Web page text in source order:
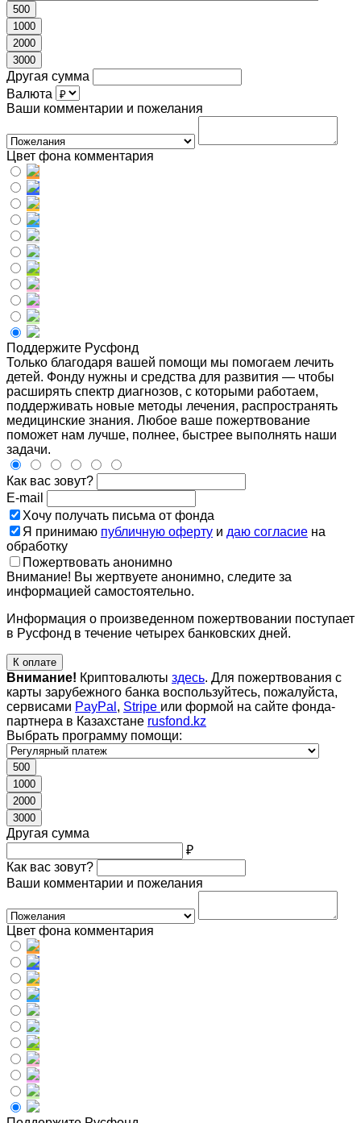
500
1000
2000
3000
Другая сумма
Валюта
Ваши комментарии и пожелания
Цвет фона комментария
Поддержите Русфонд
Только благодаря вашей помощи мы помогаем лечить
детей. Фонду нужны и средства для развития — чтобы
расширять спектр диагнозов, с которыми работаем,
поддерживать новые методы лечения, распространять
медицинские знания. Любое ваше пожертвование
поможет нам лучше, полнее, быстрее выполнять наши
задачи.
Как вас зовут?
E-mail
Хочу получать письма от фонда
Я принимаю публичную оферту и даю согласие на
обработку
Пожертвовать анонимно
Внимание! Вы жертвуете анонимно, следите за
информацией самостоятельно.
Информация о произведенном пожертвовании поступает
в Русфонд в течение четырех банковских дней.
К оплате
Внимание! Криптовалюты здесь. Для пожертвования с
карты зарубежного банка воспользуйтесь, пожалуйста,
сервисами PayPal , Stripe или формой на сайте фонда-
партнера в Казахстане rusfond.kz
Выбрать программу помощи:
500
1000
2000
3000
Другая сумма
₽
Как вас зовут?
Ваши комментарии и пожелания
Цвет фона комментария